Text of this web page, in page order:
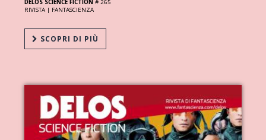
DELOS SCIENCE FICTION # 265
RIVISTA | FANTASCIENZA
SCOPRI DI PIÙ